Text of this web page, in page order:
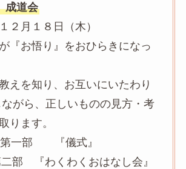
成道会
月１８日（木）
『お悟り』をおひらきになっ
えを知り、お互いにいたわり
がら、正しいものの見方・考
ります。
一部 『儀式』
部 『わくわくおはなし会』